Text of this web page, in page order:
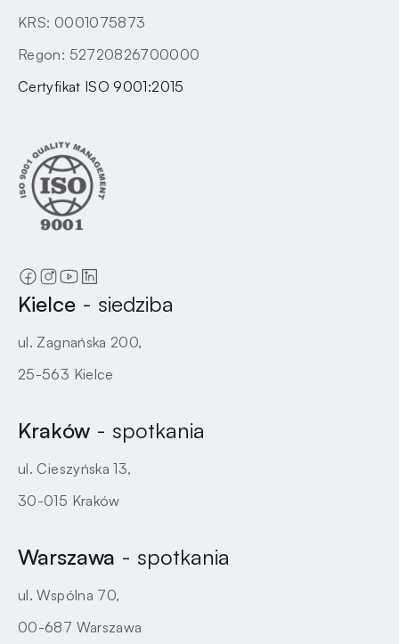
KRS: 0001075873
Regon: 52720826700000
Certyfikat ISO 9001:2015
Kielce - siedziba
ul. Zagnańska 200,
25-563 Kielce
Kraków - spotkania
ul. Cieszyńska 13,
30-015 Kraków
Warszawa - spotkania
ul. Wspólna 70,
00-687 Warszawa